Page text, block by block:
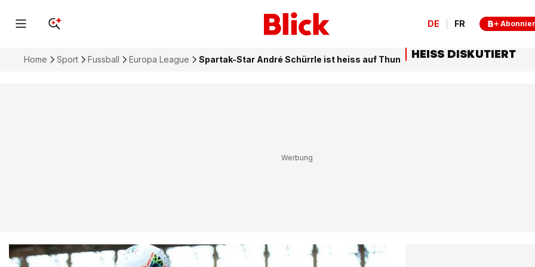
DE FR
Home Sport Fussball Europa League Spartak-Star André Schürrle ist heiss auf Thun HEISS DISKUTIERT